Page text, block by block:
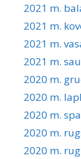
2021 m.
2021 m.
2021 m.
2021 m.
2020 m.
2020 m.
2020 m.
2020 m.
2020 m.